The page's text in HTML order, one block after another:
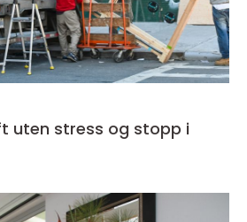
uten stress og stopp i